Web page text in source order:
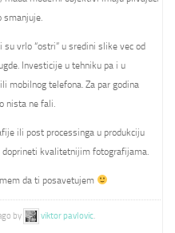
smanjuje.
vrlo “ostri” u sredini slike vec od
Investicije u tehniku pa i u
mobilnog telefona. Za par godina
nista ne fali.
ili post processinga u produkciju
kvalitetnijim fotografijama.
da ti posavetujem
by viktor pavlovic.